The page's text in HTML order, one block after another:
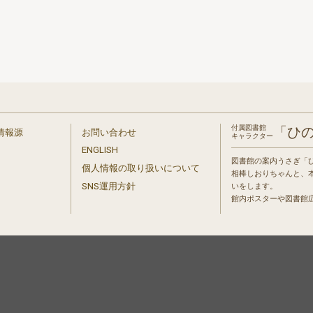
報源
お問い合わせ
ENGLISH
個人情報の取り扱いについて
SNS運用方針
付属図書館
キャラクター
「ひ
図書館の案内うさぎ「
相棒しおりちゃんと、
いをします。
館内ポスターや図書館